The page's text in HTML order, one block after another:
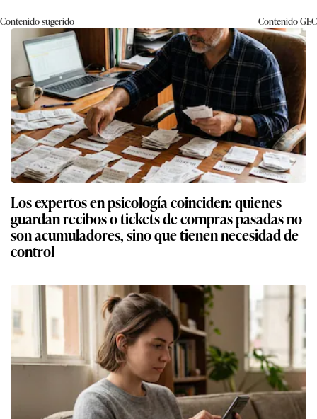
Contenido sugerido ContenidoGEC
Los expertos en psicología coinciden: quienes
guardan recibos o tickets de compras pasadas no
son acumuladores, sino que tienen necesidad de
control